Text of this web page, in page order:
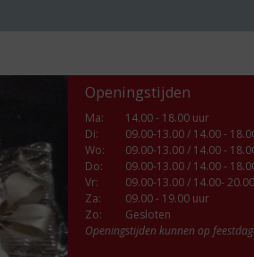
Openingstijden
Ma:
14.00 - 18.00 uur
Di:
09.00-13.00 / 14.00 -
Wo:
09.00-13.00 / 14.00 -
Do:
09.00-13.00 / 14.00 -
Vr:
09.00-13.00 / 14.00-
Za:
09.00 - 19.00 uur
Zo:
Gesloten
Openingstijden kunnen op